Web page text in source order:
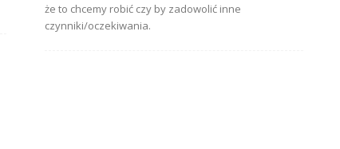
że to chcemy robić czy by zadowolić inne
czynniki/oczekiwania.